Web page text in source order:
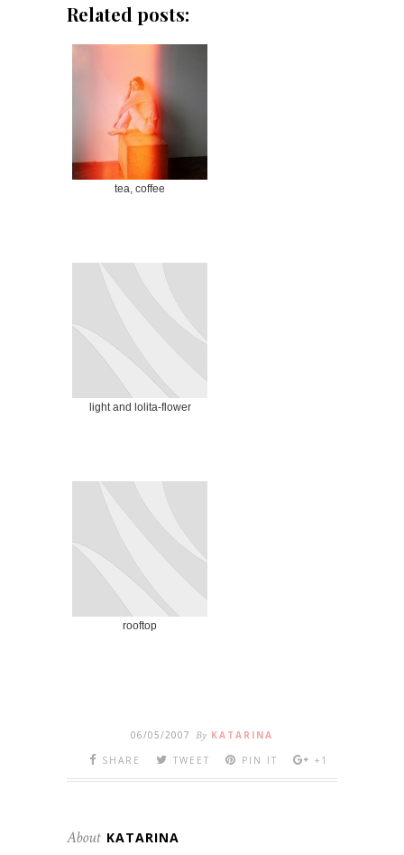
Related posts:
tea, coffee
light and lolita-flower
rooftop
06/05/2007 By KATARINA
SHARE
TWEET PIN IT +1
About KATARINA